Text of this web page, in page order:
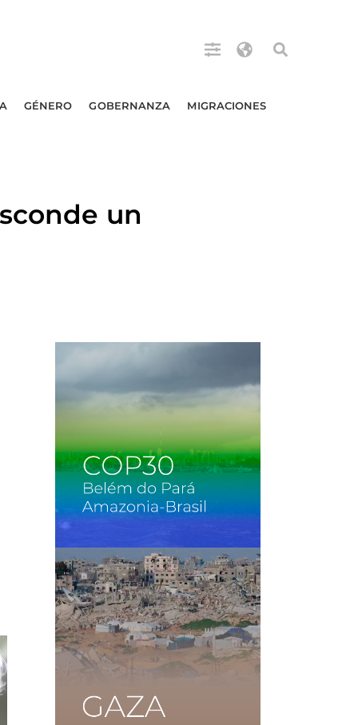
GÉNERO GOBERNANZA MIGRACIONES
un